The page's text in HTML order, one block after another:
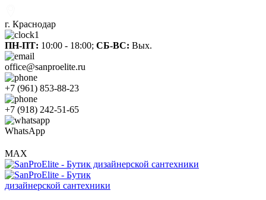
г. Краснодар
ПН-ПТ: 10:00 - 18:00; СБ-ВС: Вых.
office@sanproelite.ru
+7 (961) 853-88-23
+7 (918) 242-51-65
WhatsApp
MAX